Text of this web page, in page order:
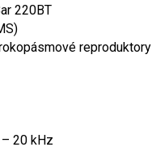
220BT
reproduktory
20 kHz